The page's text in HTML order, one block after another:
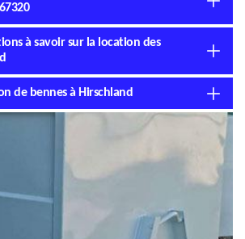
à savoir sur la location des
de bennes à Hirschland